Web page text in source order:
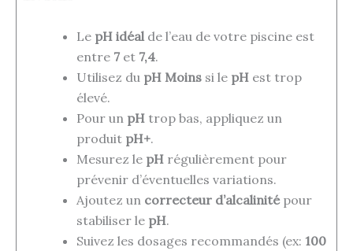
Le pH idéal de l’eau de votre piscine est
entre 7 et 7,4.
Utilisez du pH Moins si le pH est trop
élevé.
Pour un pH trop bas, appliquez un
produit pH+.
Mesurez le pH régulièrement pour
prévenir d’éventuelles variations.
Ajoutez un correcteur d’alcalinitépour
stabiliser le pH.
Suivez les dosages recommandés (ex: 100